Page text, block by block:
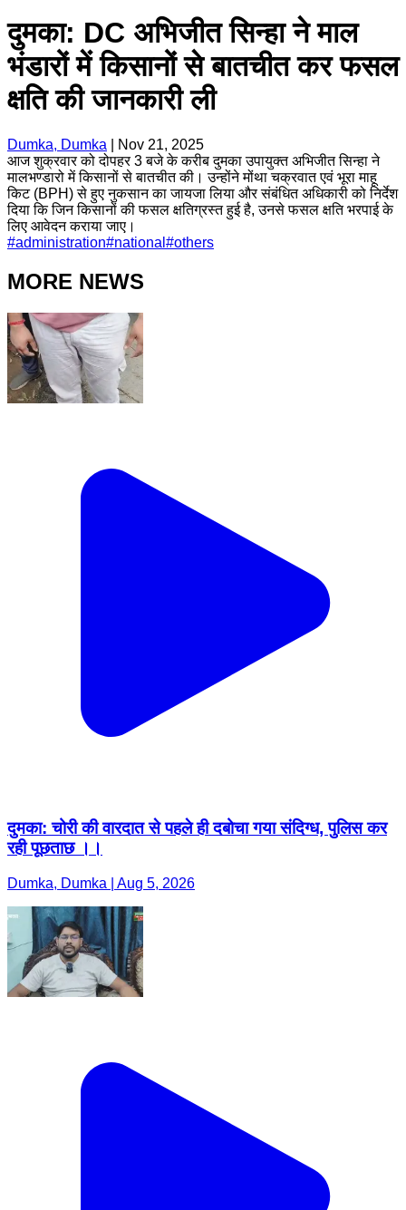
दुमका: DC अभिजीत सिन्हा ने माल
भंडारों में किसानों से बातचीत कर फसल
क्षति की जानकारी ली
Dumka, Dumka
Nov 21, 2025
आज शुक्रवार को दोपहर 3 बजे के करीब दुमका उपायुक्त अभिजीत सिन्हा ने
मालभण्डारो में किसानों से बातचीत की। उन्होंने मोंथा चक्रवात एवं भूरा माहू
किट (BPH) से हुए नुकसान का जायजा लिया और संबंधित अधिकारी को निर्देश
दिया कि जिन किसानों की फसल क्षतिग्रस्त हुई है, उनसे फसल क्षति भरपाई के
लिए आवेदन कराया जाए।
#administration#national #others
MORE NEWS
दुमका: चोरी की वारदात से पहले ही दबोचा गया संदिग्ध, पुलिस कर
रही पूछताछ ।।
Dumka, Dumka | Aug 5, 2026